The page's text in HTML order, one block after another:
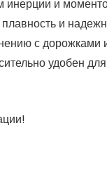
и
и
с
удобен